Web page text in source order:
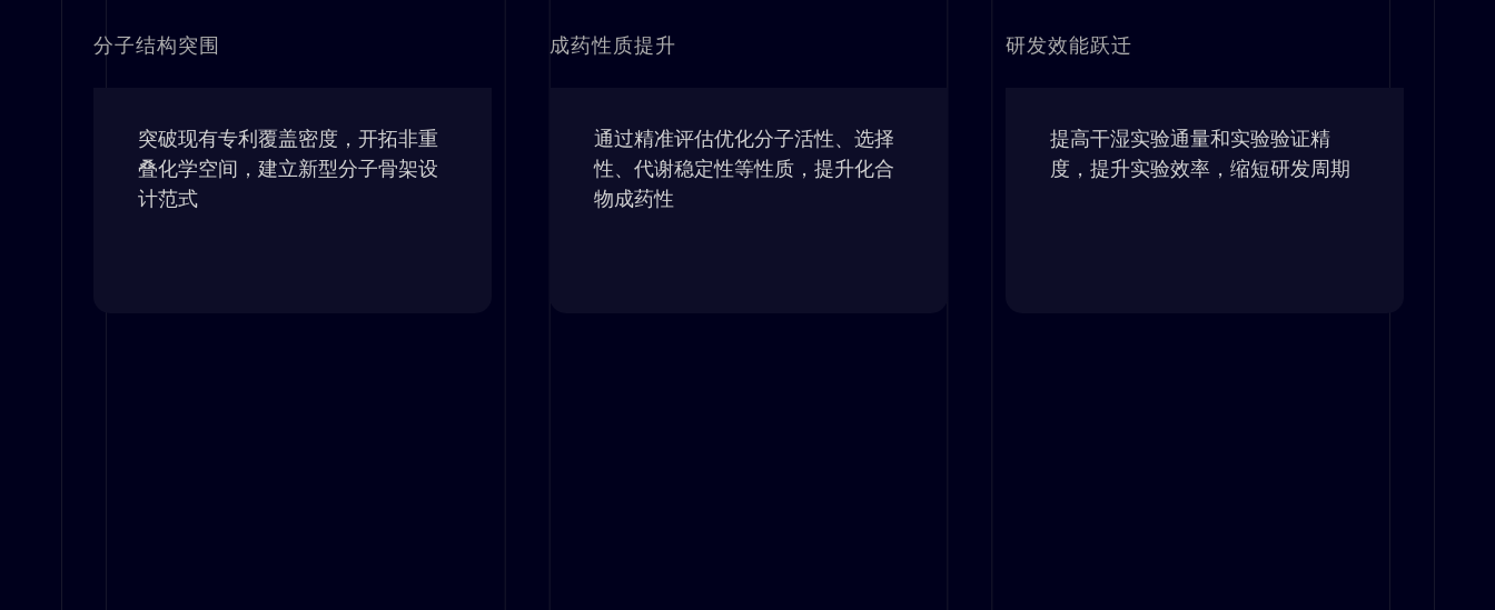
分子结构突围
突破现有专利覆盖密度，开拓非重
叠化学空间，建立新型分子骨架设
计范式
成药性质提升
通过精准评估优化分子活性、选择
性、代谢稳定性等性质，提升化合
物成药性
研发效能跃迁
提高干湿实验通量和实验验证精
度，提升实验效率，缩短研发周期